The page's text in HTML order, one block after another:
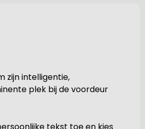
zijn intelligentie,
plek bij de voordeur